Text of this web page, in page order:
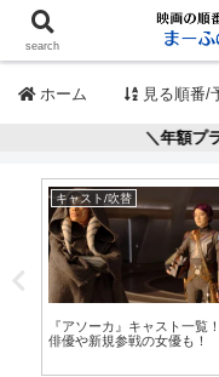
ホーム 見る順番/
＼年額プランに変更してデ
キャスト/吹替
『アソーカ』キャスト一覧
俳優や新規参戦の女優も！
search